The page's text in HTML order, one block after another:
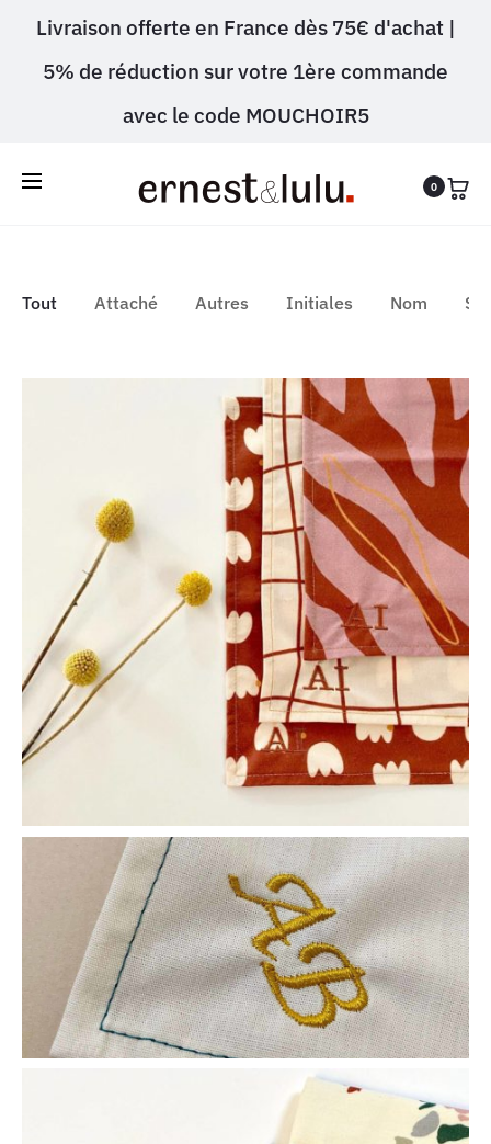
Livraison offerte en France dès 75€ d'achat |
5% de réduction sur votre 1ère commande
avec le code MOUCHOIR5
0
Tout Attaché Autres Initiales Nom